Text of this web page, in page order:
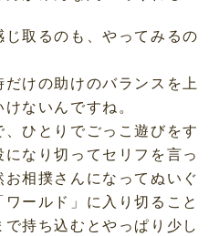
取るのも、やってみるの
けの助けのバランスを上
ないんですね。
ひとりでごっこ遊びをす
なり切ってセリフを言っ
相撲さんになってぬいぐ
ールド」に入り切ること
持ち込むとやっぱり少し